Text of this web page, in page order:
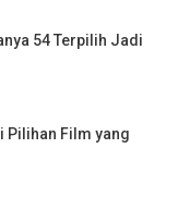
54 Terpilih Jadi
Pilihan Film yang